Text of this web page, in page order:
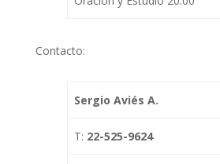
Contacto:
Sergio Aviés A.
T: 22-525-9624